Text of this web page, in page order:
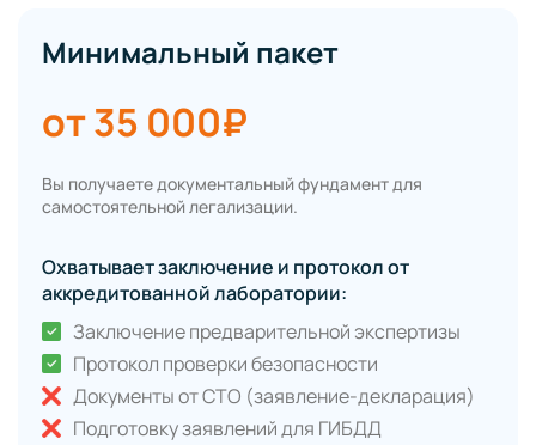
Минимальный пакет
от 35 000₽
Вы получаете документальный фундамент для
самостоятельной легализации.
Охватывает заключение и протокол от
аккредитованной лаборатории:
Заключение предварительной экспертизы
Протокол проверки безопасности
Документы от СТО (заявление-декларация)
Подготовку заявлений для ГИБДД